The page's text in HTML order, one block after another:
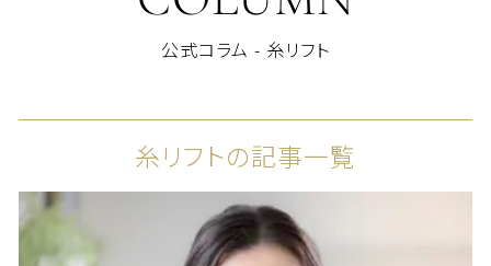
公式コラム - 糸リフト
糸リフトの記事一覧